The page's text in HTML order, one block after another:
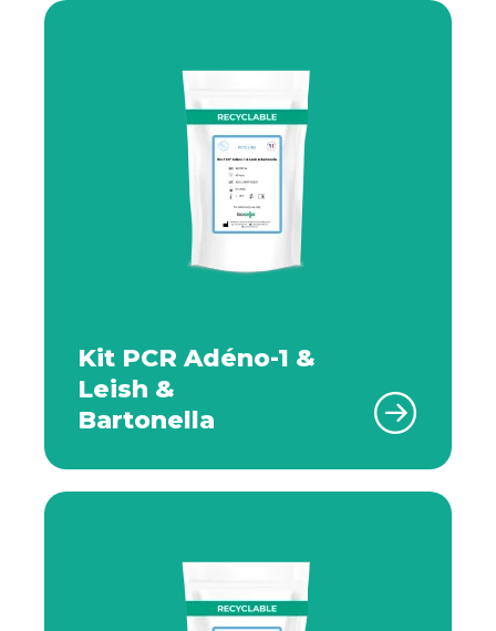
Kit PCR Adéno-1 &
Leish &
Bartonella